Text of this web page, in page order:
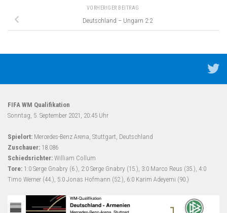
VORHERIGER BEITRAG
Deutschland – Ungarn 2:2
FIFA WM Qualifikation
Sonntag, 5. September 2021, 20:45 Uhr
Spielort: Mercedes-Benz Arena, Stuttgart, Deutschland
Zuschauer: 18.086
Schiedsrichter: William Collum
Tore: 1:0 Serge Gnabry (6.), 2:0 Serge Gnabry (15.), 3:0 Marco Reus (35.), 4:0
Timo Werner (44.), 5:0 Jonas Hofmann (52.), 6:0 Karim Adeyemi (90.)